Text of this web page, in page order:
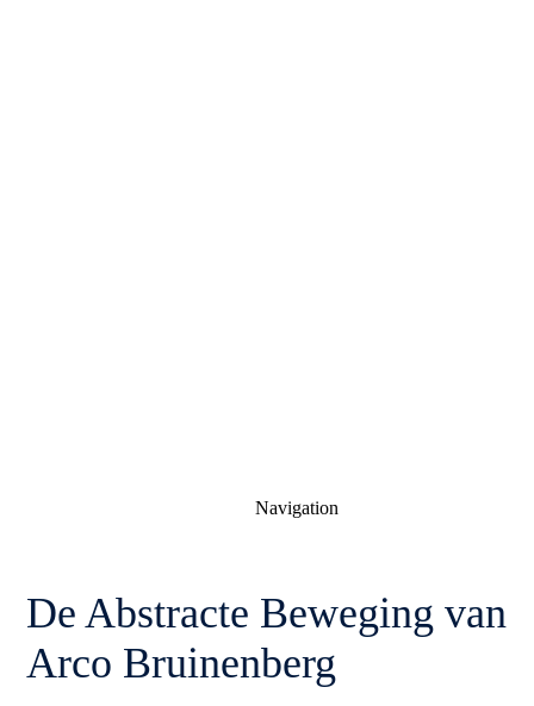
Navigation
De Abstracte Beweging van
Arco Bruinenberg